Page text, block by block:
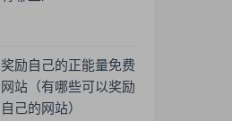
奖励自己的正能量免费
网站（有哪些可以奖励
自己的网站）